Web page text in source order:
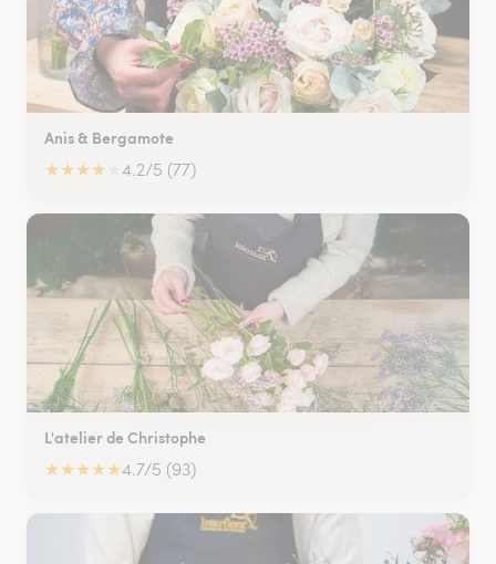
Anis & Bergamote
★★★★ 4.2/5 (77)
L'atelier de Christophe
★★★★★4.7/5 (93)